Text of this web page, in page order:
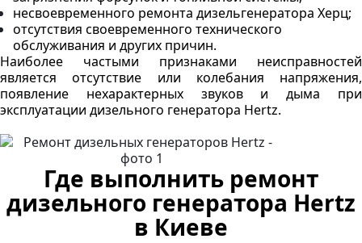
несвоевременного ремонта дизельгенератора Херц;
отсутствия своевременного технического
обслуживания и других причин.
Наиболее частыми признаками неисправностей
является отсутствие или колебания напряжения,
появление нехарактерных звуков и дыма при
эксплуатации дизельного генератора Hertz.
Где выполнить ремонт
дизельного генератора Hertz
в Киеве